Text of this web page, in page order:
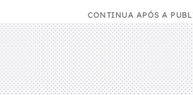
CONTINUA APÓS A